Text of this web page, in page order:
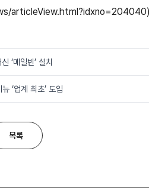
articleView.html?idxno=204040)
‘메일빈’ 설치
‘업계 최초’ 도입
목록